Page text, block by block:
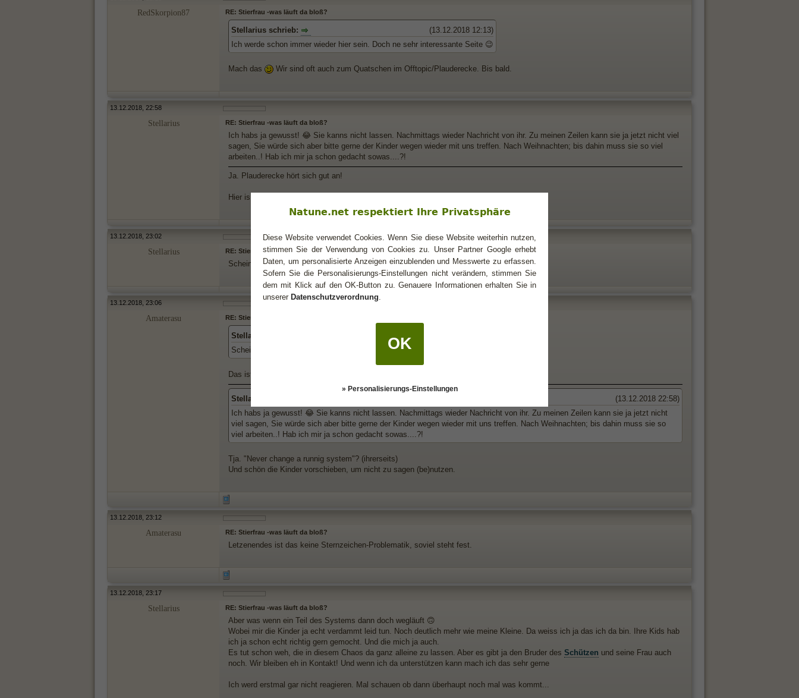
RedSkorpion87 RE: Stierfrau -was läuft da bloß?
(13.12.2018 12:13)
Stellarius schrieb:
Ich werde schon immer wieder hier sein. Doch ne sehr interessante Seite 😉
Mach das Wir sind oft auch zum Quatschen im Offtopic/Plauderecke. Bis bald.
13.12.2018, 22:58
Stellarius RE: Stierfrau -was läuft da bloß?
Ich habs ja gewusst! 😂 Sie kanns nicht lassen. Nachmittags wieder Nachricht von ihr. Zu meinen Zeilen kann sie ja jetzt nicht viel
sagen, Sie würde sich aber bitte gerne der Kinder wegen wieder mit uns treffen. Nach Weihnachten; bis dahin muss sie so viel
arbeiten..! Hab ich mir ja schon gedacht sowas....?!
Ja. Plauderecke hört sich gut an!
Hier is ja jetzt eh fast voll und auch vorbei. Dann schau ich zu euch rüber!
13.12.2018, 23:02
Stellarius RE: Stierfrau -was läuft da bloß?
Scheint für die Kinder ja richtig prächtig zu laufen da 🤣
13.12.2018, 23:06
Amaterasu RE: Stierfrau -was läuft da bloß?
Stellarius schrieb:
Scheint ja richtig prächtig zu laufen da 🤣
Das ist dann hier off topic, aber im Off Topic gern gesehen
(13.12.2018 22:58)
Stellarius schrieb:
Ich habs ja gewusst! 😂 Sie kanns nicht lassen. Nachmittags wieder Nachricht von ihr. Zu meinen Zeilen kann sie ja jetzt nicht
viel sagen, Sie würde sich aber bitte gerne der Kinder wegen wieder mit uns treffen. Nach Weihnachten; bis dahin muss sie so
viel arbeiten..! Hab ich mir ja schon gedacht sowas....?!
Tja. "Never change a runnig system"? (ihrerseits)
Und schön die Kinder vorschieben, um nicht zu sagen (be)nutzen.
13.12.2018, 23:12
Amaterasu RE: Stierfrau -was läuft da bloß?
Letzenendes ist das keine Sternzeichen-Problematik, soviel steht fest.
13.12.2018, 23:17
Stellarius RE: Stierfrau -was läuft da bloß?
Aber was wenn ein Teil des Systems dann doch wegläuft 🙃
Wobei mir die Kinder ja echt verdammt leid tun. Noch deutlich mehr wie meine Kleine. Da weiss ich ja das ich da bin. Ihre Kids hab
ich ja schon echt richtig gern gemocht. Und die mich ja auch.
Es tut schon weh, die in diesem Chaos da ganz alleine zu lassen. Aber es gibt ja den Bruder des Schützen und seine Frau auch
noch. Wir bleiben eh in Kontakt! Und wenn ich da unterstützen kann mach ich das sehr gerne
Ich werd erstmal gar nicht reagieren. Mal schauen ob dann überhaupt noch mal was kommt...
Natune.net respektiert Ihre Privatsphäre
Diese Website verwendet Cookies. Wenn Sie diese Website weiterhin nutzen,
stimmen Sie der Verwendung von Cookies zu. Unser Partner Google erhebt
Daten, um personalisierte Anzeigen einzublenden und Messwerte zu erfassen.
Sofern Sie die Personalisierungs-Einstellungen nicht verändern, stimmen Sie
dem mit Klick auf den OK-Button zu. Genauere Informationen erhalten Sie in
unserer Datenschutzverordnung
OK
» Personalisierungs-Einstellungen